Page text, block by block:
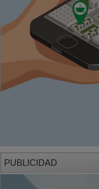
PUBLICIDAD